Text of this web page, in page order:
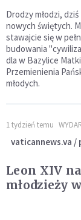
Drodzy młodzi,
nowych świętych.
stawajcie się w
budowania
dla w Bazylice
Przemienienia
młodych.
1 tydzień temu
vaticannews.va /
Leon XIV
młodzieży